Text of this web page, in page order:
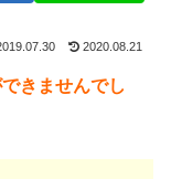
2020.08.21
きませんでし